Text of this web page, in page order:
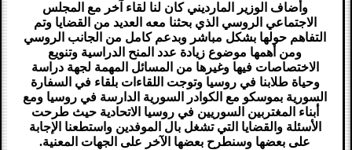
وأضاف الوزير المارديني كان لنا لقاء آخر مع المجلس
الاجتماعي الروسي الذي بحثنا معه العديد من القضايا وتم
التفاهم حولها بشكل مباشر وبدعم كامل من الجانب الروسي
ومن أهمها موضوع زيادة عدد المنح الدراسية وتنويع
الاختصاصات فيها وغيرها من المسائل المهمة لجهة دراسة
وحياة طلابنا في روسيا وتوجت اللقاءات بلقاء في السفارة
السورية بموسكو مع الكوادر السورية الدارسة في روسيا ومع
أبناء المغتربين السوريين في روسيا الاتحادية حيث طرحت
الأسئلة والقضايا التي تشغل بال الموفدين واستطعنا الإجابة
على بعضها وسنطرح بعضها الآخر على الجهات المعنية.